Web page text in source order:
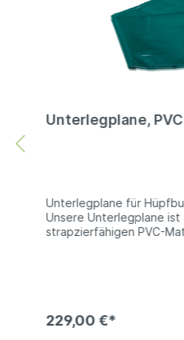
Unterlegplane,
Unterlegplane für
Unsere Unterlegplane
strapzierfähigen PVC-
Beispiel, die Farben der
abweichen.
229,00 €*